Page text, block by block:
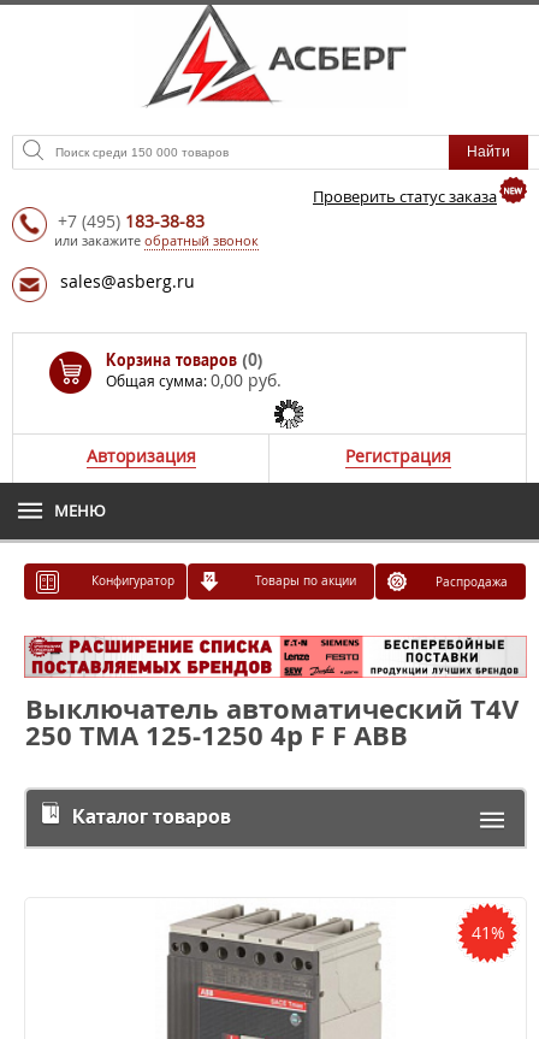
Проверить статус заказа
+7 (495) 183-38-83
или закажите обратный звонок
sales@asberg.ru
Корзина товаров (0)
Общая сумма:0,00 руб.
Авторизация Регистрация
МЕНЮ
Конфигуратор Товары по акции Распродажа
Выключатель автоматический T4V
250 TMA 125-1250 4p F F ABB
Каталог товаров
41%